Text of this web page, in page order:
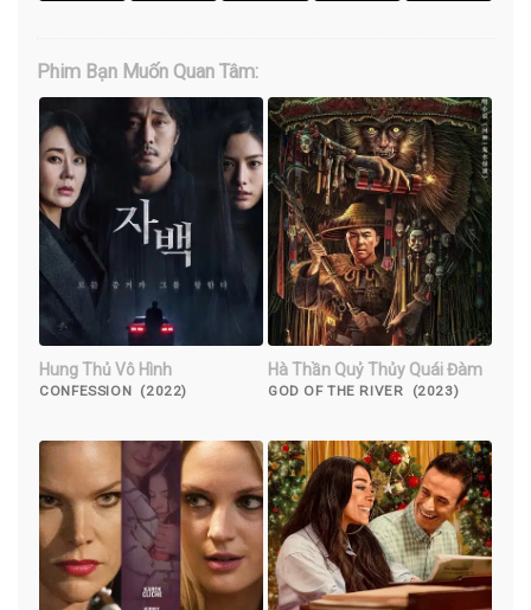
Phim Bạn Muốn Quan Tâm:
Hung Thủ Vô Hình
CONFESSION (2022)
Hà Thần Quỷ Thủy Quái Đàm
GOD OF THE RIVER (2023)